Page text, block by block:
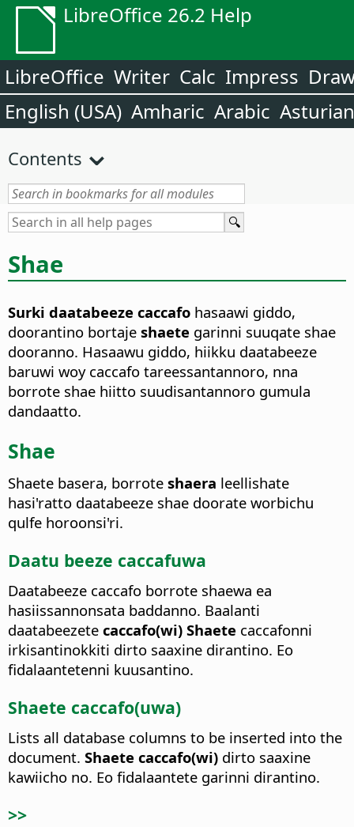
LibreOffice 26.2 Help
LibreOffice Writer Calc Impress
English (USA) Amharic Arabic Asturian
Contents
Shae
Surki daatabeeze caccafo hasaawi giddo,
doorantino bortaje shaete garinni suuqate shae
dooranno. Hasaawu giddo, hiikku daatabeeze
baruwi woy caccafo tareessantannoro, nna
borrote shae hiitto suudisantannoro gumula
dandaatto.
Shae
Shaete basera, borrote shaera leellishate
hasi'ratto daatabeeze shae doorate worbichu
qulfe horoonsi'ri.
Daatu beeze caccafuwa
Daatabeeze caccafo borrote shaewa ea
hasiissannonsata baddanno. Baalanti
daatabeezete caccafo(wi) Shaete caccafonni
irkisantinokkiti dirto saaxine dirantino. Eo
fidalaantetenni kuusantino.
Shaete caccafo(uwa)
Lists all database columns to be inserted into the
document. Shaete caccafo(wi) dirto saaxine
kawiicho no. Eo fidalaantete garinni dirantino.
>>